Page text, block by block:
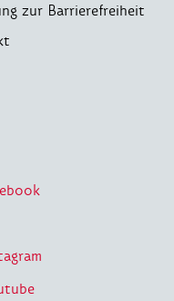
zur Barrierefreiheit